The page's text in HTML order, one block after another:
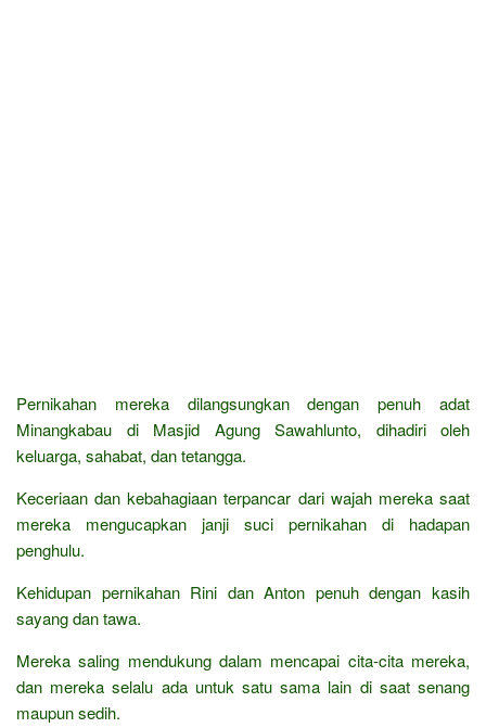
Pernikahan mereka dilangsungkan dengan penuh adat
Minangkabau di Masjid Agung Sawahlunto, dihadiri oleh
keluarga, sahabat, dan tetangga.
Keceriaan dan kebahagiaan terpancar dari wajah mereka saat
mereka mengucapkan janji suci pernikahan di hadapan
penghulu.
Kehidupan pernikahan Rini dan Anton penuh dengan kasih
sayang dan tawa.
Mereka saling mendukung dalam mencapai cita-cita mereka,
dan mereka selalu ada untuk satu sama lain di saat senang
maupun sedih.